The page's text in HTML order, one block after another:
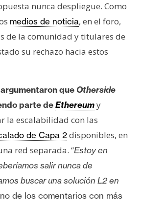
nunca despliegue. Como
medios de noticia, en el foro,
de la comunidad y titulares de
su rechazo hacia estos
argumentaron queOtherside
parte deEthereumy
la escalabilidad con las
de Capa 2disponibles, en
red separada. “Estoy en
salir nunca de
buscar una solución L2 en
de los comentarios con más